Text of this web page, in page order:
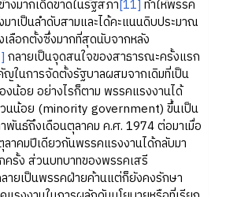
งมากเด็ดขาดในรัฐสภา[11] ทำให้พรรค
มาเป็นลำดับสามและได้คะแนนดิบประมาณ
ลือกตั้งซึ่งมากที่สุดนับจากหลัง
กลายเป็นจุดสนใจของสาธารณะครั้งแรก
ในการจัดตั้งรัฐบาลผสมจากเดิมที่เป็น
งน้อย อย่างไรก็ตาม พรรคแรงงานได้
นน้อย (minority government) ขึ้นเป็น
พันธ์ถึงเดือนตุลาคม ค.ศ. 1974 ต่อมาเมื่อ
ลาคมปีเดียวกันพรรคแรงงานได้กลับมา
ครั้ง ส่วนบทบาทของพรรคเสรี
ายเป็นพรรคฝ่ายค้านแต่ก็ยังคงรักษา